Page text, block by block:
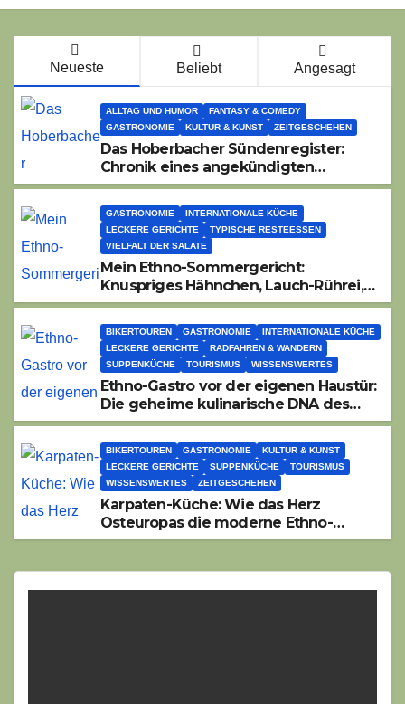
Neueste Beliebt Angesagt
ALLTAG UND HUMOR
FANTASY & COMEDY
GASTRONOMIE
KULTUR & KUNST ZEITGESCHEHEN
Das Hoberbacher Sündenregister:
Chronik eines angekündigten
Dorffest-Debakels
GASTRONOMIE
INTERNATIONALE KÜCHE
LECKERE GERICHTE
TYPISCHE RESTEESSEN
VIELFALT DER SALATE
Mein Ethno-Sommergericht:
Knuspriges Hähnchen, Lauch-Rührei,
Salat
BIKERTOUREN GASTRONOMIE
INTERNATIONALE KÜCHE
LECKERE GERICHTE
RADFAHREN & WANDERN
SUPPENKÜCHE
TOURISMUS WISSENSWERTES
Ethno-Gastro vor der eigenen Haustür:
Die geheime kulinarische DNA des
Gasthofs „Zur Eiche“
BIKERTOUREN GASTRONOMIE
KULTUR & KUNST
LECKERE GERICHTE
SUPPENKÜCHE
TOURISMUS
WISSENSWERTES
ZEITGESCHEHEN
Karpaten-Küche: Wie das Herz
Osteuropas die moderne Ethno-
Gastronomie erobert